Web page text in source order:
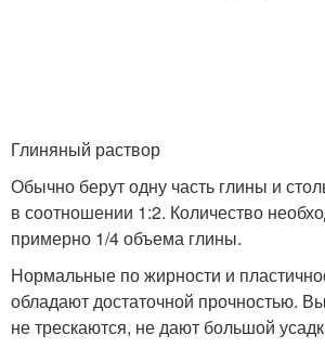
Глиняный раствор
Обычно берут одну часть глины и
в соотношении 1:2. Количество
примерно 1/4 объема глины.
Нормальные по жирности и
обладают достаточной прочностью.
не трескаются, не дают большой